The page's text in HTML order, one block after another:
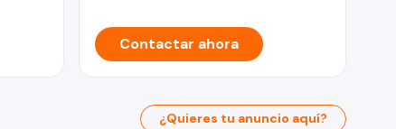
Contactar ahora
¿Quieres tu anuncio aquí?